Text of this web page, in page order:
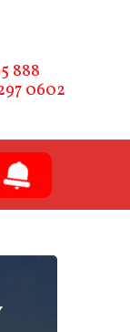
888
0602